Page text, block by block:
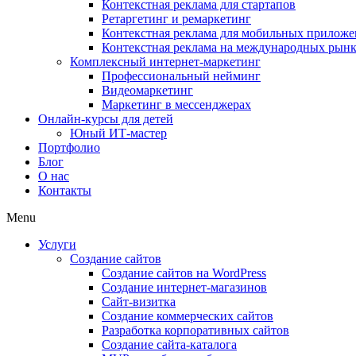
Контекстная реклама для стартапов
Ретаргетинг и ремаркетинг
Контекстная реклама для мобильных
Контекстная реклама на международных
Комплексный интернет-маркетинг
Профессиональный нейминг
Видеомаркетинг
Маркетинг в мессенджерах
Онлайн-курсы для детей
Юный ИТ-мастер
Портфолио
Блог
О нас
Контакты
Menu
Услуги
Создание сайтов
Создание сайтов на WordPress
Создание интернет-магазинов
Сайт-визитка
Создание коммерческих сайтов
Разработка корпоративных сайтов
Создание сайта-каталога